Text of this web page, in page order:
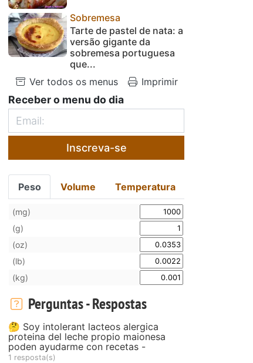
Sobremesa
Tarte de pastel de nata: a
versão gigante da
sobremesa portuguesa
que...
Ver todos os menus
Imprimir
Receber o menu do dia
Inscreva-se
Peso Volume Temperatura
(mg)
(g)
(oz)
(lb)
(kg)
Perguntas - Respostas
🤔 Soy intolerant lacteos alergica
proteina del leche propio maionesa
poden ayudarme con recetas -
1 resposta(s)